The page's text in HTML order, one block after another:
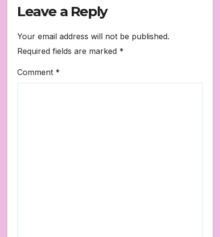
Leave a Reply
Your email address will not be published.
Required fields are marked *
Comment *